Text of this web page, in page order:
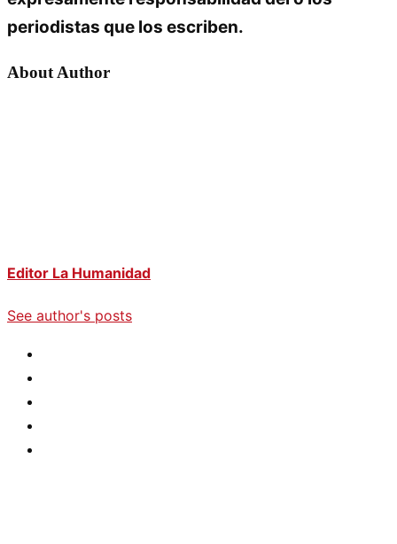
periodistas que los escriben.
About Author
Editor La Humanidad
See author's posts